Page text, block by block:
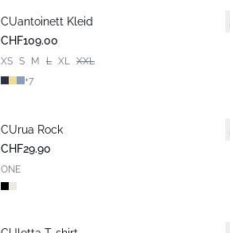
Neuheiten
CUantoinett Kleid
CHF109.00
XS S M L XL XXL
+7
Neuheiten
CUrua Rock
CHF29.90
ONE